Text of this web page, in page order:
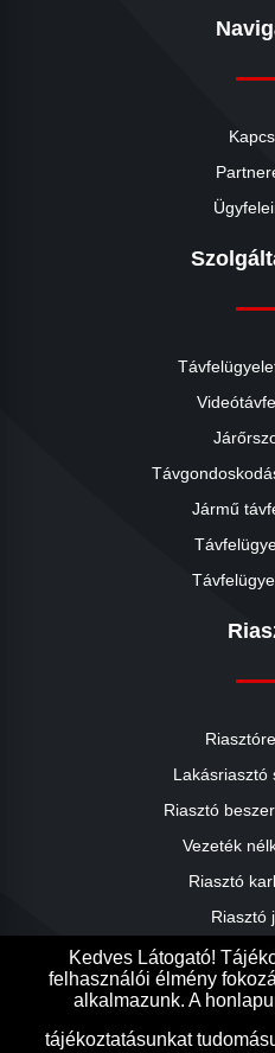
Jármű
Lakásriasztó
Riasztó
Vezeték
Riasztó
Riasztó
Kedves Látogató!
felhasználói élmény
alkalmazunk. A
tájékoztatásunkat